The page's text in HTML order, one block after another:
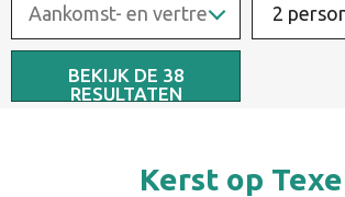
2
BEKIJK DE 38
RESULTATEN
Kerst op